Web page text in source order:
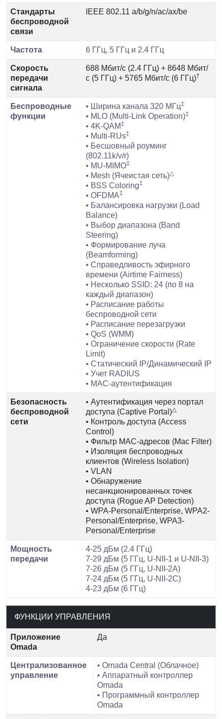
Стандарты
беспроводной
связи
IEEE 802.11 a/b/g/n/ac/ax/be
Частота 6 ГГц, 5 ГГц и 2.4 ГГц
Скорость
передачи
сигнала
688 Мбит/с (2.4 ГГц) + 8648 Мбит/
с (5 ГГц) + 5765 Мбит/с (6 ГГц)†
Беспроводные
функции
• Ширина канала 320 МГц‡
• MLO (Multi-Link Operation)‡
• 4K-QAM‡
• Multi-RUs‡
• Бесшовный роуминг
(802.11k/v/r)
• MU-MIMO‡
• Mesh (Ячеистая сеть)△
• BSS Coloring‡
• OFDMA‡
• Балансировка нагрузки (Load
Balance)
• Выбор диапазона (Band
Steering)
• Формирование луча
(Beamforming)
• Справедливость эфирного
времени (Airtime Fairness)
• Несколько SSID: 24 (по 8 на
каждый диапазон)
• Расписание работы
беспроводной сети
• Расписание перезагрузки
• QoS (WMM)
• Ограничение скорости (Rate
Limit)
• Статический IP/Динамический IP
• Учет RADIUS
• MAC-аутентификация
Безопасность
беспроводной
сети
• Аутентификация через портал
доступа (Captive Portal)△
• Контроль доступа (Access
Control)
• Фильтр MAC-адресов (Mac Filter)
• Изоляция беспроводных
клиентов (Wireless Isolation)
• VLAN
• Обнаружение
несанкционированных точек
доступа (Rogue AP Detection)
• WPA-Personal/Enterprise, WPA2-
Personal/Enterprise, WPA3-
Personal/Enterprise
Мощность
передачи
4-25 дБм (2.4 ГГц)
7-29 дБм (5 ГГц, U-NII-1 и U-NII-3)
7-26 дБм (5 ГГц, U-NII-2A)
7-24 дБм (5 ГГц, U-NII-2C)
4-23 дБм (6 ГГц)
ФУНКЦИИ УПРАВЛЕНИЯ
Приложение
Omada
Да
Централизованное
управление
• Omada Central (Облачное)
• Аппаратный контроллер
Omada
• Программный контроллер
Omada